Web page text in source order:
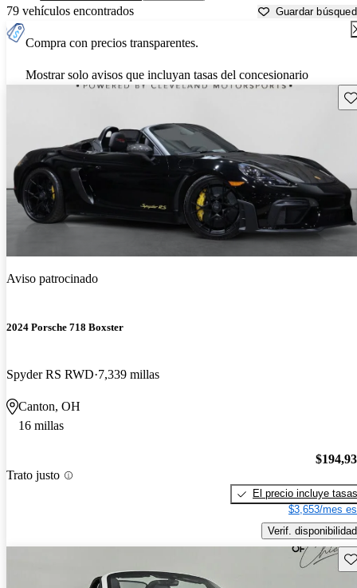
79 vehículos encontrados Guardar
Compra con precios transparentes.
Mostrar solo avisos que incluyan tasas del concesionario
Aviso patrocinado
2024 Porsche 718 Boxster
Spyder RS RWD 7,339 millas
Canton, OH
16 millas
Trato justo
El precio incluye tasas
$3,653/mes
Verif. disponibilidad